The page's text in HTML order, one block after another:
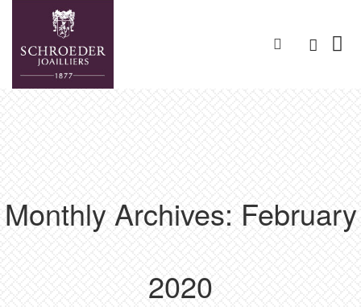
Monthly Archives: February
2020